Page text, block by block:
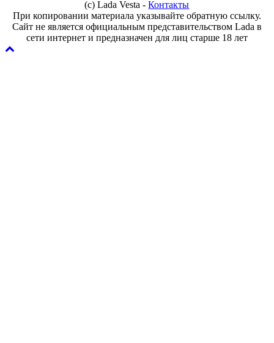
(с) Lada Vesta -Контакты
При копировании материала указывайте обратную ссылку.
Сайт не является официальным представительством Lada в
сети интернет и предназначен для лиц старше 18 лет